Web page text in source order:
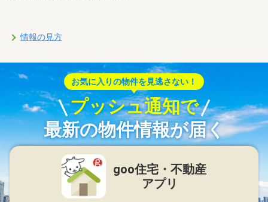
情報の見方
お気に入りの物件を見逃さない！
プッシュ通知で
最新の物件情報が届く
goo住宅・不動産
アプリ